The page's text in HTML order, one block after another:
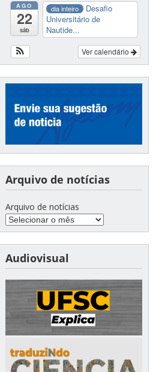
AGO
22
sáb
dia inteiro
Desafio
Universitário de
Nautide...
Ver calendário
Arquivo de notícias
Arquivo de notícias
Audiovisual